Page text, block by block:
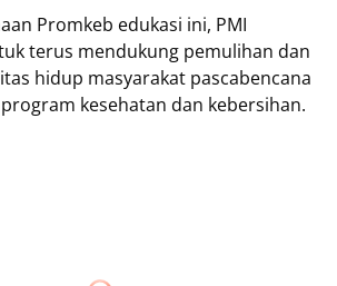
Promkeb edukasi ini, PMI
terus mendukung pemulihan dan
hidup masyarakat pascabencana
kesehatan dan kebersihan.